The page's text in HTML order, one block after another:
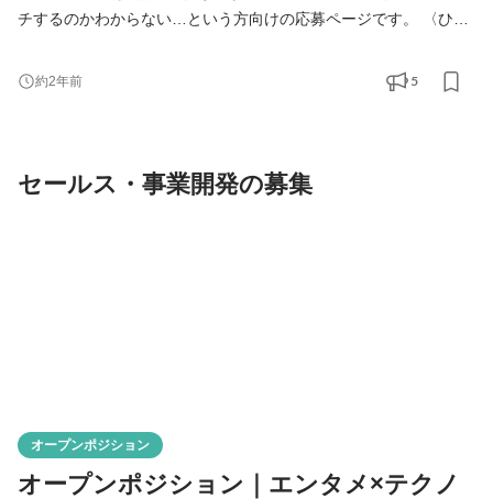
チするのかわからない…という方向けの応募ページです。 〈ひと
超えようとしているベンチャー企業で働くことに興味がある方 ・
人に教えてもらうよりも、自分から動くことでがむしゃらに成長
約2年前 5
セールス・事業開発の募集
オープンポジション
オープンポジション｜エンタメ×テクノ